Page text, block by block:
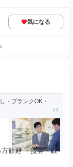
気になる
ブランクOK・
歓迎 ・接客・販